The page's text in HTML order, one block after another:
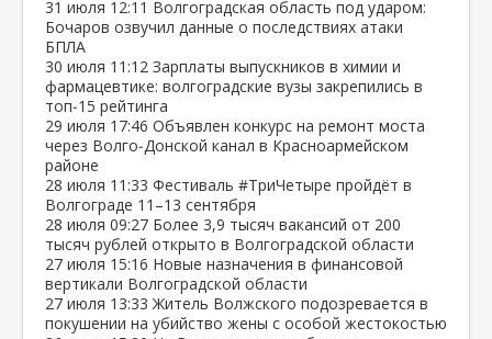
31 июля 12:11 Волгоградская область под ударом:
Бочаров озвучил данные о последствиях атаки
БПЛА
30 июля 11:12 Зарплаты выпускников в химии и
фармацевтике: волгоградские вузы закрепились в
топ‑15 рейтинга
29 июля 17:46 Объявлен конкурс на ремонт моста
через Волго‑Донской канал в Красноармейском
районе
28 июля 11:33 Фестиваль #ТриЧетыре пройдёт в
Волгограде 11–13 сентября
28 июля 09:27 Более 3,9 тысяч вакансий от 200
тысяч рублей открыто в Волгоградской области
27 июля 15:16 Новые назначения в финансовой
вертикали Волгоградской области
27 июля 13:33 Житель Волжского подозревается в
покушении на убийство жены с особой жестокостью